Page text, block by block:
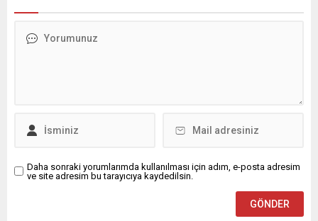
Daha sonraki yorumlarımda kullanılması için adım, e-posta adresim
ve site adresim bu tarayıcıya kaydedilsin.